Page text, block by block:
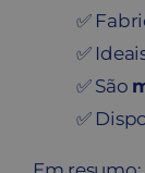
✅
✅
✅ São
✅